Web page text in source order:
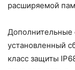
расширяемой
Дополнительные
установленный
класс защиты